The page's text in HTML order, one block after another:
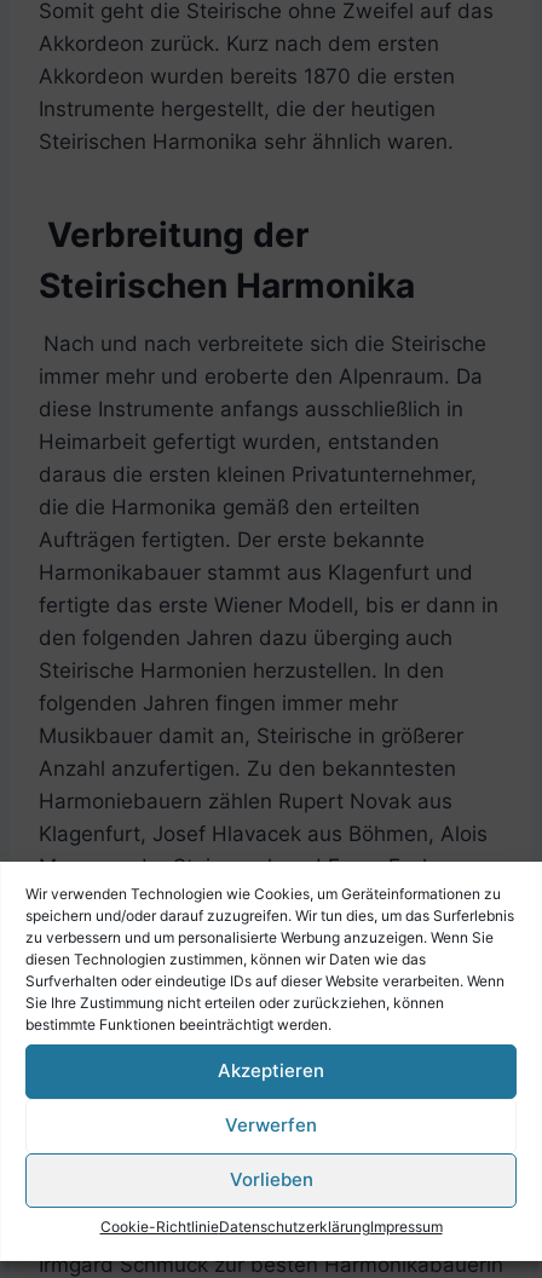
Wir verwenden Technologien wie Cookies, um Geräteinformationen zu
speichern und/oder darauf zuzugreifen. Wir tun dies, um das Surferlebnis
zu verbessern und um personalisierte Werbung anzuzeigen. Wenn Sie
diesen Technologien zustimmen, können wir Daten wie das
Surfverhalten oder eindeutige IDs auf dieser Website verarbeiten. Wenn
Sie Ihre Zustimmung nicht erteilen oder zurückziehen, können
bestimmte Funktionen beeinträchtigt werden.
Akzeptieren
Verwerfen
Vorlieben
Cookie-RichtlinieDatenschutzerklärungImpressum
Somit geht die Steirische ohne Zweifel auf das
Akkordeon zurück. Kurz nach dem ersten
Akkordeon wurden bereits 1870 die ersten
Instrumente hergestellt, die der heutigen
Steirischen Harmonika sehr ähnlich waren.
Verbreitung der
Steirischen Harmonika
Nach und nach verbreitete sich die Steirische
immer mehr und eroberte den Alpenraum. Da
diese Instrumente anfangs ausschließlich in
Heimarbeit gefertigt wurden, entstanden
daraus die ersten kleinen Privatunternehmer,
die die Harmonika gemäß den erteilten
Aufträgen fertigten. Der erste bekannte
Harmonikabauer stammt aus Klagenfurt und
fertigte das erste Wiener Modell, bis er dann in
den folgenden Jahren dazu überging auch
Steirische Harmonien herzustellen. In den
folgenden Jahren fingen immer mehr
Musikbauer damit an, Steirische in größerer
Anzahl anzufertigen. Zu den bekanntesten
Harmoniebauern zählen Rupert Novak aus
Klagenfurt, Josef Hlavacek aus Böhmen, Alois
Marx aus der Steiermark und Franz Fuchs aus
Judenburg, um nur einige wenige zu nennen.
Unter den zahlreichen Produzenten von
Harmonien sticht besonders der
Musikinstrumentenbauer Albin Flatscher aus
Österreich hervor. Er erlernte sein Handwerk
bei Georg Öllerer in Freilassing und gründete
1974 seinen eigenen Betrieb. Seine Firma ist
eines der wenigen Unternehmen die Lehrlinge
unter den Auszubildenden von Albin Flatscher,
Irmgard Schmuck zur besten Harmonikabauerin